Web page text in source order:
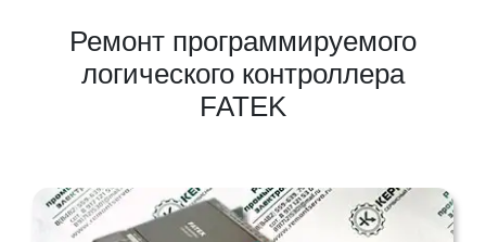
Ремонт программируемого
логического контроллера
FATEK